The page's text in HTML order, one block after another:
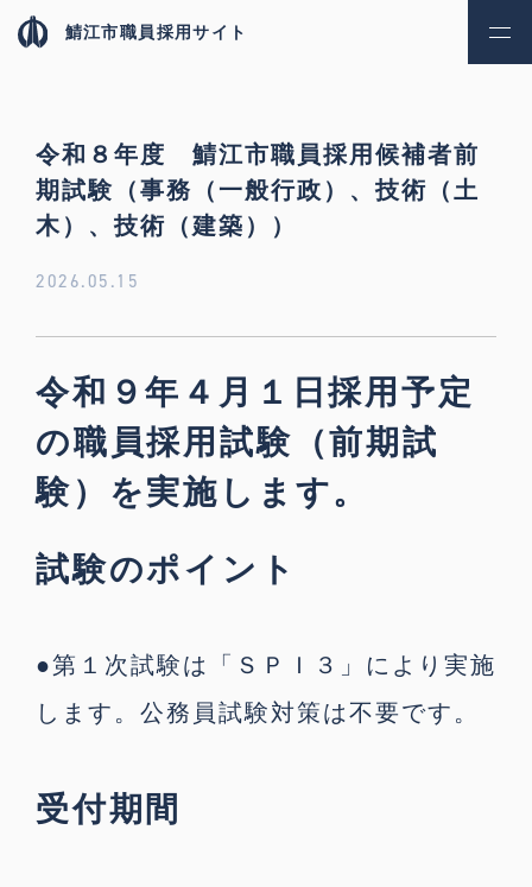
鯖江市職員採用サイト
令和８年度 鯖江市職員採用候補者前
期試験（事務（一般行政）、技術（土
木）、技術（建築））
2026.05.15
令和９年４月１日採用予定
の職員採用試験（前期試
験）を実施します。
試験のポイント
●第１次試験は「ＳＰＩ３」により実施
します。公務員試験対策は不要です。
受付期間